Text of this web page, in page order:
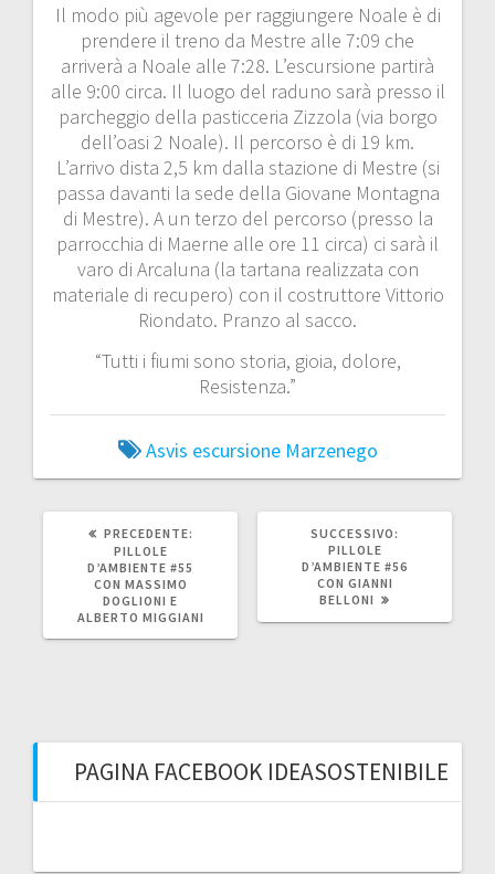
Il modo più agevole per raggiungere Noale è di
prendere il treno da Mestre alle 7:09 che
arriverà a Noale alle 7:28. L’escursione partirà
alle 9:00 circa. Il luogo del raduno sarà presso il
parcheggio della pasticceria Zizzola (via borgo
dell’oasi 2 Noale). Il percorso è di 19 km.
L’arrivo dista 2,5 km dalla stazione di Mestre (si
passa davanti la sede della Giovane Montagna
di Mestre). A un terzo del percorso (presso la
parrocchia di Maerne alle ore 11 circa) ci sarà il
varo di Arcaluna (la tartana realizzata con
materiale di recupero) con il costruttore Vittorio
Riondato. Pranzo al sacco.
“Tutti i fiumi sono storia, gioia, dolore,
Resistenza.”
Asvis escursione Marzenego
PRECEDENTE:
PILLOLE
D’AMBIENTE #55
CON MASSIMO
DOGLIONI E
ALBERTO MIGGIANI
SUCCESSIVO:
PILLOLE
D’AMBIENTE #56
CON GIANNI
BELLONI
PAGINA FACEBOOK IDEASOSTENIBILE